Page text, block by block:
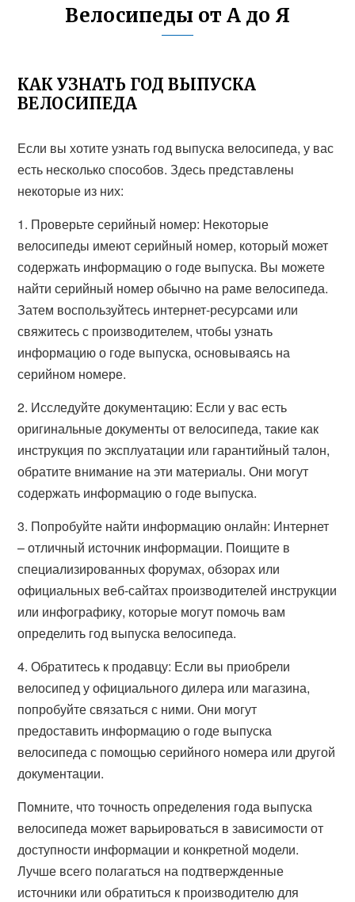
Велосипеды от А до Я
КАК УЗНАТЬ ГОД ВЫПУСКА
ВЕЛОСИПЕДА
Если вы хотите узнать год выпуска велосипеда, у вас
есть несколько способов. Здесь представлены
некоторые из них:
1. Проверьте серийный номер: Некоторые
велосипеды имеют серийный номер, который может
содержать информацию о годе выпуска. Вы можете
найти серийный номер обычно на раме велосипеда.
Затем воспользуйтесь интернет-ресурсами или
свяжитесь с производителем, чтобы узнать
информацию о годе выпуска, основываясь на
серийном номере.
2. Исследуйте документацию: Если у вас есть
оригинальные документы от велосипеда, такие как
инструкция по эксплуатации или гарантийный талон,
обратите внимание на эти материалы. Они могут
содержать информацию о годе выпуска.
3. Попробуйте найти информацию онлайн: Интернет
– отличный источник информации. Поищите в
специализированных форумах, обзорах или
официальных веб-сайтах производителей инструкции
или инфографику, которые могут помочь вам
определить год выпуска велосипеда.
4. Обратитесь к продавцу: Если вы приобрели
велосипед у официального дилера или магазина,
попробуйте связаться с ними. Они могут
предоставить информацию о годе выпуска
велосипеда с помощью серийного номера или другой
документации.
Помните, что точность определения года выпуска
велосипеда может варьироваться в зависимости от
доступности информации и конкретной модели.
Лучше всего полагаться на подтвержденные
источники или обратиться к производителю для